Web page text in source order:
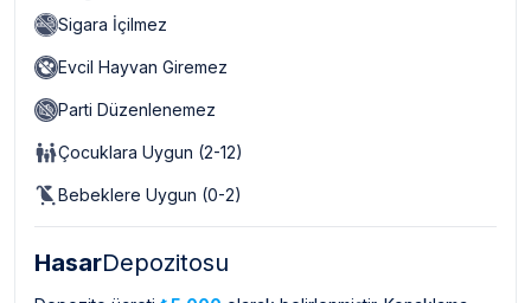
Sigara İçilmez
Evcil Hayvan Giremez
Parti Düzenlenemez
Çocuklara Uygun (2-12)
Bebeklere Uygun (0-2)
HasarDepozitosu